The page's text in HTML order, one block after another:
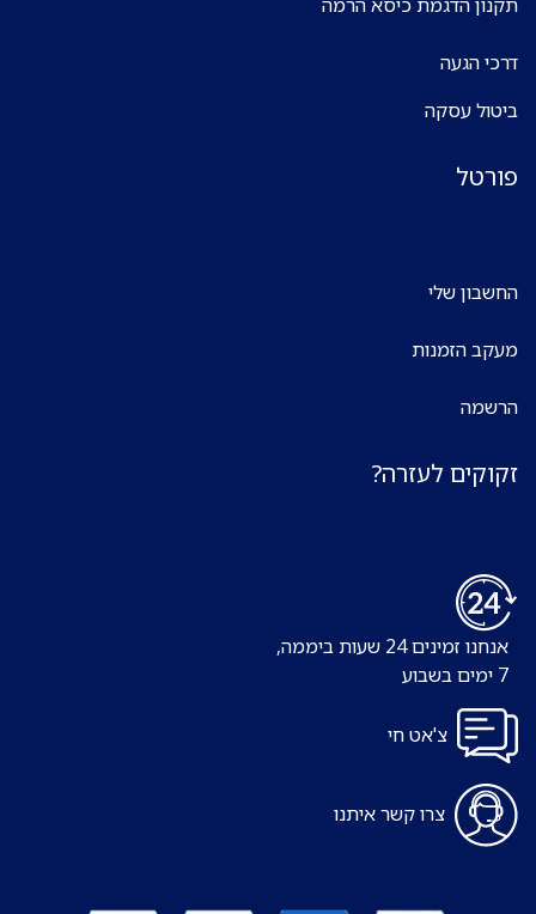
דרכי הגעה
ביטול עסקה
פורטל
החשבון שלי
מעקב הזמנות
הרשמה
זקוקים לעזרה?
אנחנו זמינים 24 שעות ביממה,
צ'אט חי
צרו קשר איתנו